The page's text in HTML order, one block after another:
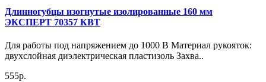
Длинногубцы изогнутые изолированные 160 мм
ЭКСПЕРТ 70357 КВТ
Для работы под напряжением до 1000 В Материал рукояток:
двухслойная диэлектрическая пластизоль Захва..
555р.